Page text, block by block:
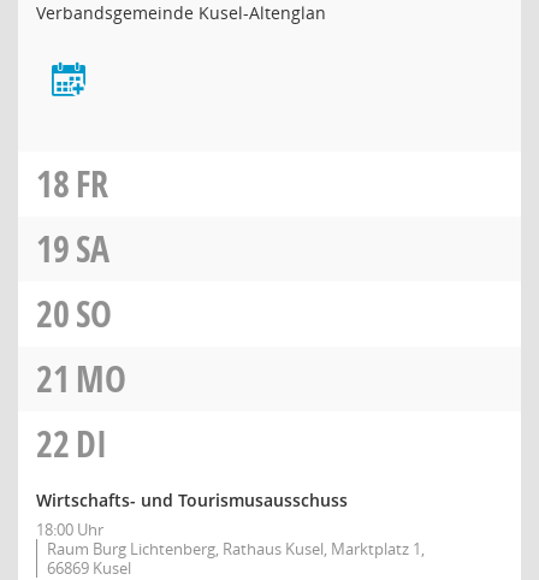
Verbandsgemeinde Kusel-Altenglan
18FR
19SA
20SO
21 MO
22DI
Wirtschafts- und Tourismusausschuss
18:00 Uhr
Raum Burg Lichtenberg, Rathaus Kusel, Marktplatz 1,
66869 Kusel